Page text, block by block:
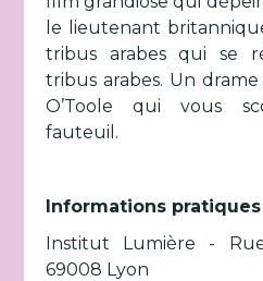
le lieutenant
tribus arabes qui se
tribus arabes. Un
O’Toole qui vous
fauteuil.
Informations pratiques
Institut Lumière -
69008 Lyon